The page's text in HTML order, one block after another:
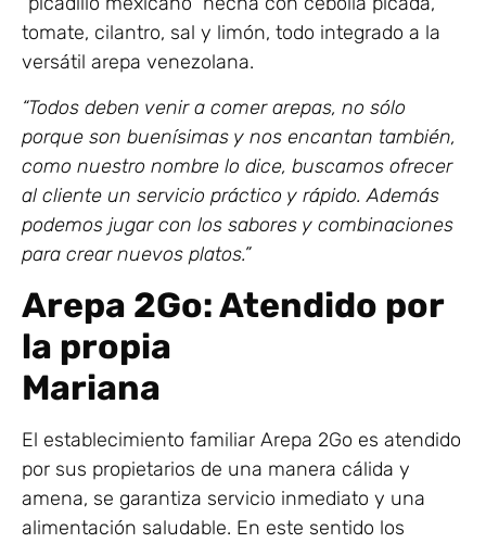
tomate, cilantro, sal y limón, todo integrado a la
versátil arepa venezolana.
“Todos deben venir a comer arepas, no sólo
porque son buenísimas y nos encantan también,
como nuestro nombre lo dice, buscamos ofrecer
al cliente un servicio práctico y rápido. Además
podemos jugar con los sabores y combinaciones
para crear nuevos platos.”
Arepa 2Go: Atendido por
la propia
El establecimiento familiar Arepa 2Go es atendido
por sus propietarios de una manera cálida y
amena, se garantiza servicio inmediato y una
alimentación saludable. En este sentido los